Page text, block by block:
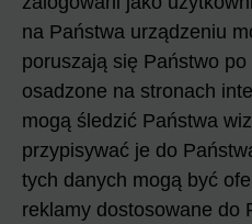
na Państwa urządzeniu
poruszają się Państwo
osadzone na stronach
mogą śledzić Państwa
przypisywać je do
tych danych mogą być
reklamy dostosowane do